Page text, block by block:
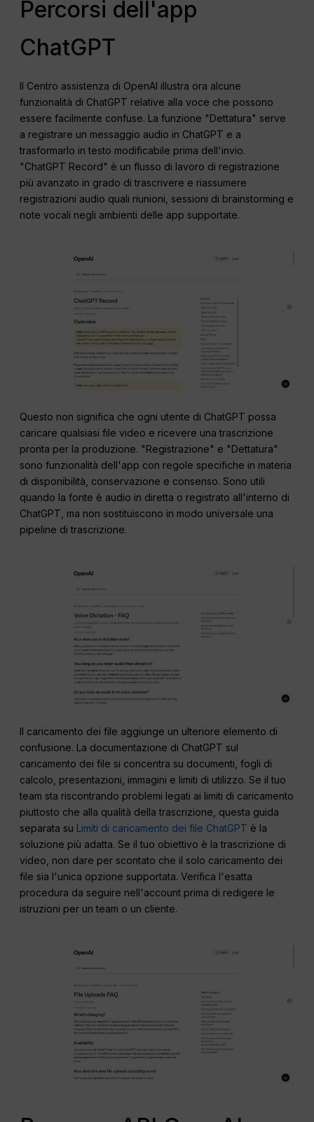
Percorsi dell'app
ChatGPT
Il Centro assistenza di OpenAI illustra ora alcune
funzionalità di ChatGPT relative alla voce che possono
essere facilmente confuse. La funzione "Dettatura" serve
a registrare un messaggio audio in ChatGPT e a
trasformarlo in testo modificabile prima dell'invio.
"ChatGPT Record" è un flusso di lavoro di registrazione
più avanzato in grado di trascrivere e riassumere
registrazioni audio quali riunioni, sessioni di brainstorming e
note vocali negli ambienti delle app supportate.
Questo non significa che ogni utente di ChatGPT possa
caricare qualsiasi file video e ricevere una trascrizione
pronta per la produzione. "Registrazione" e "Dettatura"
sono funzionalità dell'app con regole specifiche in materia
di disponibilità, conservazione e consenso. Sono utili
quando la fonte è audio in diretta o registrato all'interno di
ChatGPT, ma non sostituiscono in modo universale una
pipeline di trascrizione.
Il caricamento dei file aggiunge un ulteriore elemento di
confusione. La documentazione di ChatGPT sul
caricamento dei file si concentra su documenti, fogli di
calcolo, presentazioni, immagini e limiti di utilizzo. Se il tuo
team sta riscontrando problemi legati ai limiti di caricamento
piuttosto che alla qualità della trascrizione, questa guida
separata su Limiti di caricamento dei file ChatGPT è la
soluzione più adatta. Se il tuo obiettivo è la trascrizione di
video, non dare per scontato che il solo caricamento dei
file sia l'unica opzione supportata. Verifica l'esatta
procedura da seguire nell'account prima di redigere le
istruzioni per un team o un cliente.